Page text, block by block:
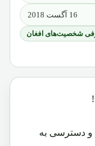
16 آگست 2018
شخصیت‌های افغان
و دسترسی به